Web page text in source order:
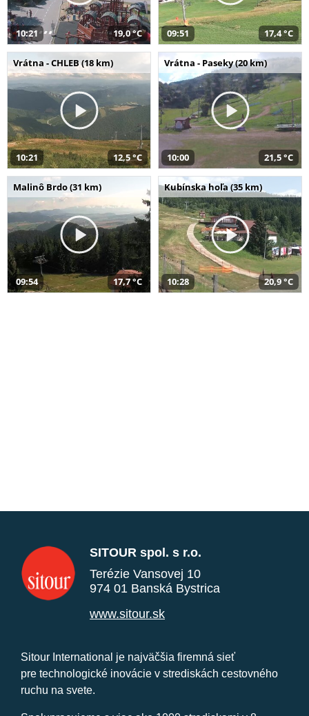
10:21 19,0 °C 09:51 17,4 °C
Vrátna - CHLEB (18 km)
10:21 12,5 °C
Vrátna - Paseky (20 km)
10:00 21,5 °C
Malinô Brdo (31 km)
09:54 17,7 °C
Kubínska hoľa (35 km)
10:28 20,9 °C
SITOUR spol. s r.o.
Terézie Vansovej 10
974 01 Banská Bystrica
www.sitour.sk
Sitour International je najväčšia firemná sieť
pre technologické inovácie v strediskách cestovného
ruchu na svete.